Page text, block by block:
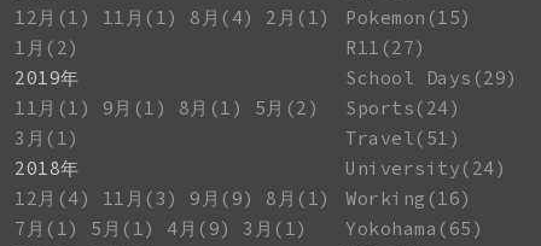
12月(1)
11月(1) 8月(4)
2月(1)
1月(2)
2019年
11月(1)
9月(1) 8月(1)
5月(2)
3月(1)
2018年
12月(4)
11月(3) 9月(9)
8月(1)
7月(1)
5月(1) 4月(9)
3月(1)
Pokemon(15)
R11(27)
School Days(29)
Sports(24)
Travel(51)
University(24)
Working(16)
Yokohama(65)